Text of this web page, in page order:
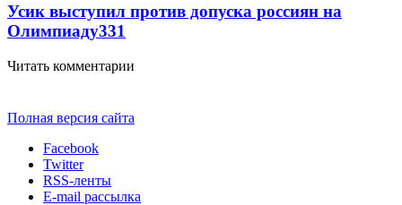
Усик выступил против допуска россиян на
Олимпиаду331
Читать комментарии
Полная версия сайта
Facebook
Twitter
RSS-ленты
E-mail рассылка